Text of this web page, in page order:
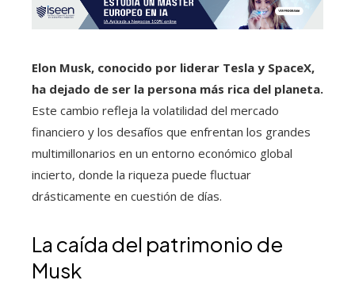
Elon Musk, conocido por liderar Tesla y SpaceX,
ha dejado de ser la persona más rica del planeta.
Este cambio refleja la volatilidad del mercado
financiero y los desafíos que enfrentan los grandes
multimillonarios en un entorno económico global
incierto, donde la riqueza puede fluctuar
drásticamente en cuestión de días.
La caída del patrimonio de
Musk